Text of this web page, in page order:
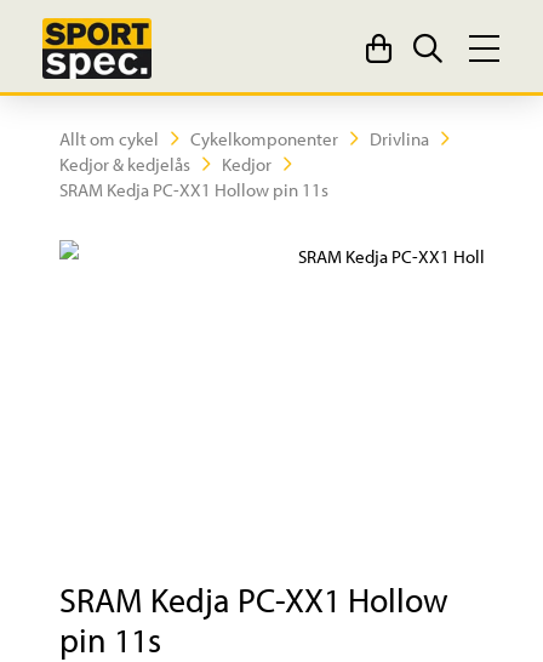
Allt om cykel Cykelkomponenter
Drivlina
Kedjor & kedjelås
Kedjor
SRAM Kedja PC-XX1 Hollow pin 11s
SRAM Kedja PC-XX1 Hollow
pin 11s